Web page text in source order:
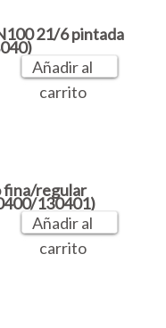
21/6 pintada
Añadir al
carrito
fina/regular
130401)
Añadir al
carrito